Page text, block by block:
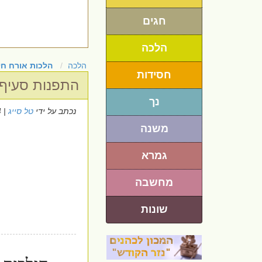
חגים
הלכה
חסידות
נך
משנה
גמרא
מחשבה
שונות
הלכה הלכות אורח
התפנות
נכתב על ידי טל סייג | 6/1/2024